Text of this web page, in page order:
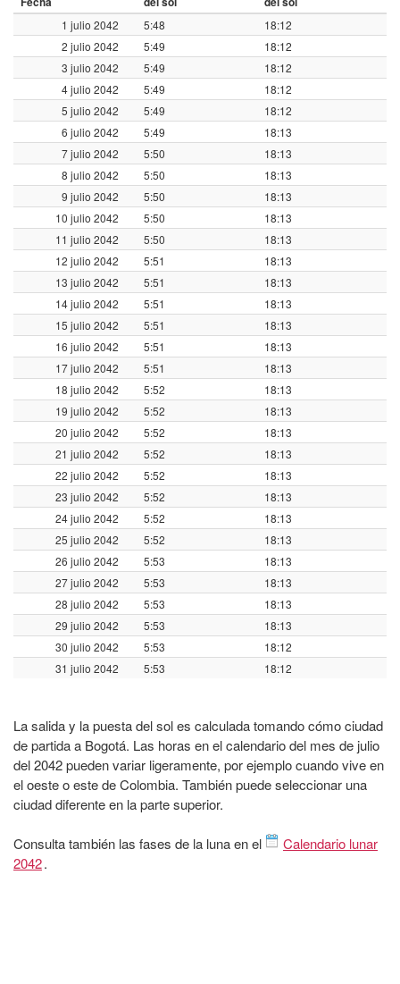
1 julio 2042 5:48
18:12
2 julio 2042
5:49
18:12
3 julio 2042
5:49
18:12
4 julio 2042
5:49
18:12
5 julio 2042
5:49
18:12
6 julio 2042
5:49
18:13
7 julio 2042
5:50
18:13
8 julio 2042
5:50
18:13
9 julio 2042
5:50
18:13
10 julio 2042
5:50
18:13
11 julio 2042
5:50
18:13
12 julio 2042
5:51
18:13
13 julio 2042
5:51
18:13
14 julio 2042
5:51
18:13
15 julio 2042
5:51
18:13
16 julio 2042
5:51
18:13
17 julio 2042
5:51
18:13
18 julio 2042
5:52
18:13
19 julio 2042
5:52
18:13
20 julio 2042
5:52
18:13
21 julio 2042
5:52
18:13
22 julio 2042
5:52
18:13
23 julio 2042
5:52
18:13
24 julio 2042
5:52
18:13
25 julio 2042
5:52
18:13
26 julio 2042
5:53
18:13
27 julio 2042
5:53
18:13
28 julio 2042
5:53
18:13
29 julio 2042
5:53
18:13
30 julio 2042
5:53
18:12
31 julio 2042
5:53 18:12
La salida y la puesta del sol es calculada tomando cómo ciudad
de partida a Bogotá. Las horas en el calendario del mes de julio
del 2042 pueden variar ligeramente, por ejemplo cuando vive en
el oeste o este de Colombia. También puede seleccionar una
ciudad diferente en la parte superior.
Consulta también las fases de la luna en el
Calendario lunar
2042.